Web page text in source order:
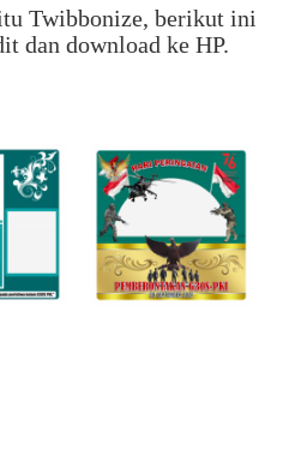
Twibbonize, berikut ini
dan download ke HP.